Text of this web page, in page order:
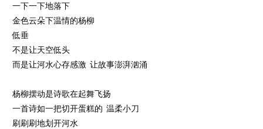
一下一下地落下
金色云朵下温情的杨柳
低垂
不是让天空低头
而是让河水心存感激 让故事澎湃汹涌
杨柳摆动是诗歌在起舞飞扬
一首诗如一把切开蛋糕的 温柔小刀
刷刷刷地划开河水